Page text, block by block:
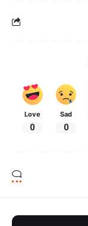
Love
0
Sad
0